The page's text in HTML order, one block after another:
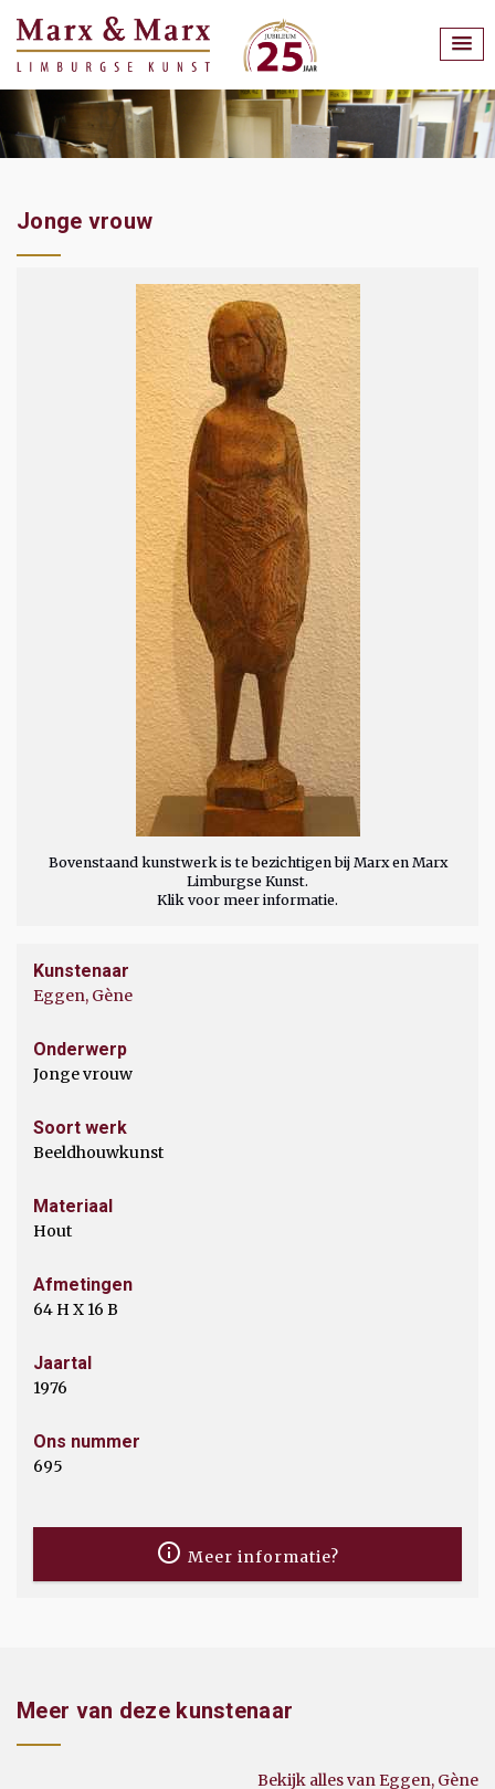
Jonge vrouw
Bovenstaand kunstwerk is te bezichtigen bij Marx en Marx
Limburgse Kunst.
Klik voor meer informatie.
Kunstenaar
Eggen, Gène
Onderwerp
Jonge vrouw
Soort werk
Beeldhouwkunst
Materiaal
Hout
Afmetingen
64 H X 16 B
Jaartal
1976
Ons nummer
695
Meer informatie?
Meer van deze kunstenaar
Bekijk alles van Eggen, Gène